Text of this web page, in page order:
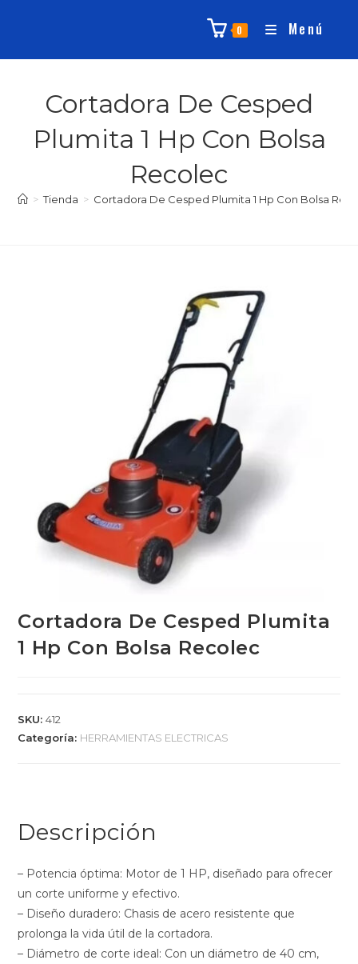
0 Menú
Cortadora De Cesped
Plumita 1 Hp Con Bolsa
Recolec
> Tienda > Cortadora De Cesped Plumita 1 Hp Con Bolsa
Cortadora De Cesped Plumita
1 Hp Con Bolsa Recolec
SKU:412
Categoría: HERRAMIENTAS ELECTRICAS
Descripción
– Potencia óptima: Motor de 1 HP, diseñado para ofrecer
un corte uniforme y efectivo.
– Diseño duradero: Chasis de acero resistente que
prolonga la vida útil de la cortadora.
– Diámetro de corte ideal: Con un diámetro de 40 cm,